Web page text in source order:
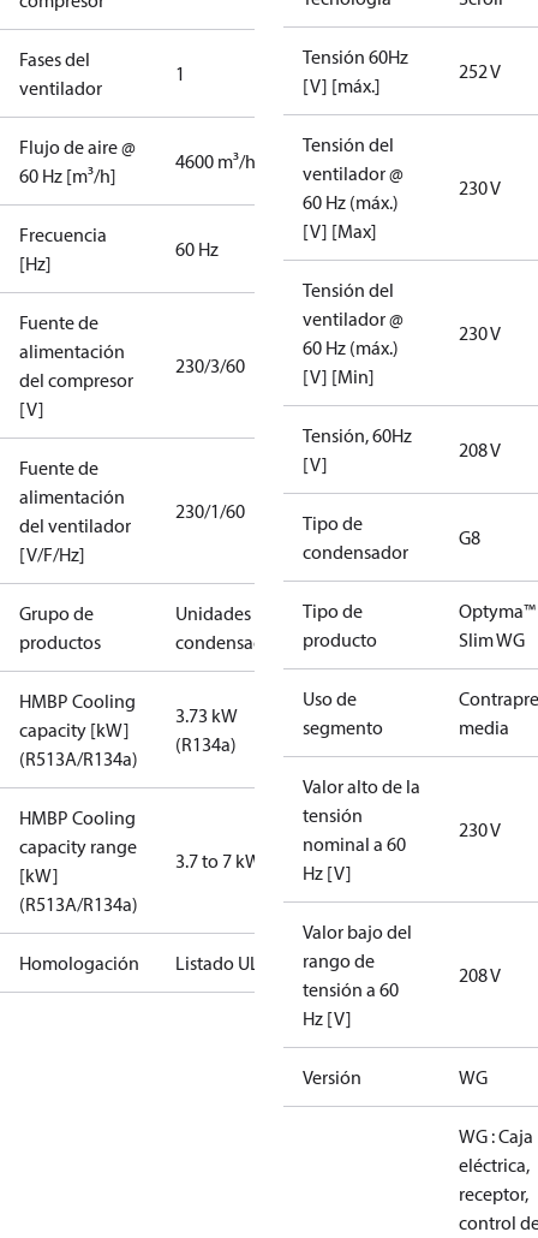
Fases del
ventilador
1
Flujo de aire @
60 Hz [m³/h]
4600 m³/h
Frecuencia
[Hz]
60 Hz
Fuente de
alimentación
del compresor
[V]
230/3/60
Fuente de
alimentación
del ventilador
[V/F/Hz]
230/1/60
Grupo de
productos
Unidades
condensadoras
HMBP Cooling
capacity [kW]
(R513A/R134a)
3.73 kW
(R134a)
HMBP Cooling
capacity range
[kW]
(R513A/R134a)
3.7 to 7 kW
Homologación Listado UL
Tensión 60Hz
[V] [máx.]
252 V
Tensión del
ventilador @
60 Hz (máx.)
[V] [Max]
230 V
Tensión del
ventilador @
60 Hz (máx.)
[V] [Min]
230 V
Tensión, 60Hz
[V]
208 V
Tipo de
condensador
G8
Tipo de
producto
Optyma™
Slim WG
Uso de
segmento
media
Valor alto de la
tensión
nominal a 60
Hz [V]
230 V
Valor bajo del
rango de
tensión a 60
Hz [V]
208 V
Versión WG
WG : Caja
eléctrica,
receptor,
control